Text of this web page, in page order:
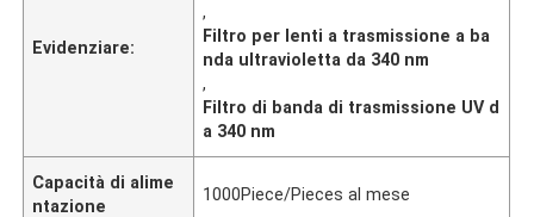
Evidenziare:
,
Filtro per lenti a trasmissione a ba
nda ultravioletta da 340 nm
,
Filtro di banda di trasmissione UV d
a 340 nm
Capacità di alime
ntazione
1000Piece/Pieces al mese